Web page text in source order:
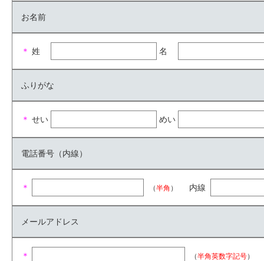
お名前
＊ 姓 名
ふりがな
＊ せい めい
電話番号（内線）
＊ （半角 ） 内線
メールアドレス
＊ （半角英数字記号）